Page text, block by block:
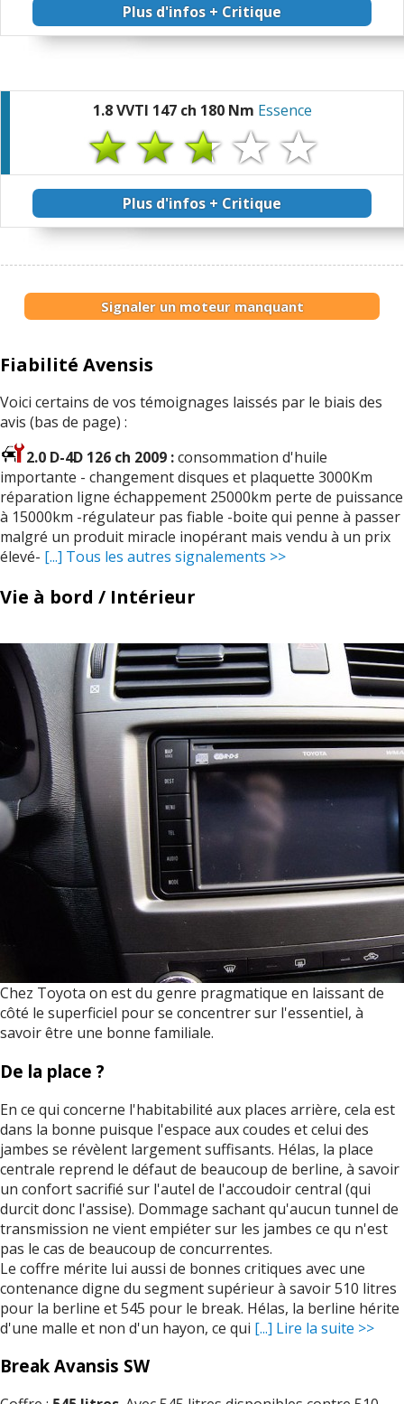
Plus d'infos + Critique
1.8 VVTI 147 ch 180 Nm Essence
Plus d'infos + Critique
Signaler un moteur manquant
Fiabilité Avensis
Voici certains de vos témoignages laissés par le biais des
avis (bas de page) :
2.0 D-4D 126 ch 2009 :consommation d'huile
importante - changement disques et plaquette 3000Km
réparation ligne échappement 25000km perte de puissance
à 15000km -régulateur pas fiable -boite qui penne à passer
malgré un produit miracle inopérant mais vendu à un prix
élevé- [...] Tous les autres signalements >>
Vie à bord / Intérieur
Chez Toyota on est du genre pragmatique en laissant de
côté le superficiel pour se concentrer sur l'essentiel, à
savoir être une bonne familiale.
De la place ?
En ce qui concerne l'habitabilité aux places arrière, cela est
dans la bonne puisque l'espace aux coudes et celui des
jambes se révèlent largement suffisants. Hélas, la place
centrale reprend le défaut de beaucoup de berline, à savoir
un confort sacrifié sur l'autel de l'accoudoir central (qui
durcit donc l'assise). Dommage sachant qu'aucun tunnel de
transmission ne vient empiéter sur les jambes ce qu n'est
pas le cas de beaucoup de concurrentes.
Le coffre mérite lui aussi de bonnes critiques avec une
contenance digne du segment supérieur à savoir 510 litres
pour la berline et 545 pour le break. Hélas, la berline hérite
d'une malle et non d'un hayon, ce qui [...] Lire la suite >>
Break Avansis SW